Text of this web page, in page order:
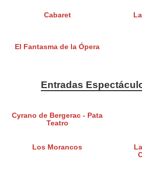
Cabaret
El Fantasma de la Ópera
Entradas
Cyrano de Bergerac - Pata
Teatro
Los Morancos